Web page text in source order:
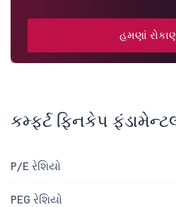
હમણાં
કમ્ફર્ટ ફિનકેપ
P/E રેશિયો
PEG રેશિયો